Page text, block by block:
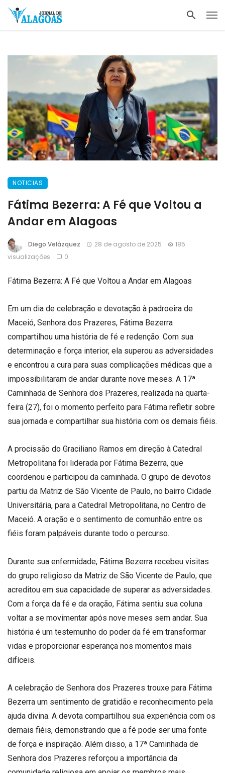
NOTICIAS
Fátima Bezerra: A Fé que Voltou a
Andar em Alagoas
Diego Velázquez 28 de agosto de 2025
185
visualizações
0
Fátima Bezerra: A Fé que Voltou a Andar em Alagoas
Em um dia de celebração e devotação à padroeira de
Maceió, Senhora dos Prazeres, Fátima Bezerra
compartilhou uma história de fé e redenção. Com sua
determinação e força interior, ela superou as adversidades
e encontrou a cura para suas complicações médicas que a
impossibilitaram de andar durante nove meses. A 17ª
Caminhada de Senhora dos Prazeres, realizada na quarta-
feira (27), foi o momento perfeito para Fátima refletir sobre
sua jornada e compartilhar sua história com os demais fiéis.
A procissão do Graciliano Ramos em direção à Catedral
Metropolitana foi liderada por Fátima Bezerra, que
coordenou e participou da caminhada. O grupo de devotos
partiu da Matriz de São Vicente de Paulo, no bairro Cidade
Universitária, para a Catedral Metropolitana, no Centro de
Maceió. A oração e o sentimento de comunhão entre os
fiéis foram palpáveis durante todo o percurso.
Durante sua enfermidade, Fátima Bezerra recebeu visitas
do grupo religioso da Matriz de São Vicente de Paulo, que
acreditou em sua capacidade de superar as adversidades.
Com a força da fé e da oração, Fátima sentiu sua coluna
voltar a se movimentar após nove meses sem andar. Sua
história é um testemunho do poder da fé em transformar
vidas e proporcionar esperança nos momentos mais
difíceis.
A celebração de Senhora dos Prazeres trouxe para Fátima
Bezerra um sentimento de gratidão e reconhecimento pela
ajuda divina. A devota compartilhou sua experiência com os
demais fiéis, demonstrando que a fé pode ser uma fonte
de força e inspiração. Além disso, a 17ª Caminhada de
Senhora dos Prazeres reforçou a importância da